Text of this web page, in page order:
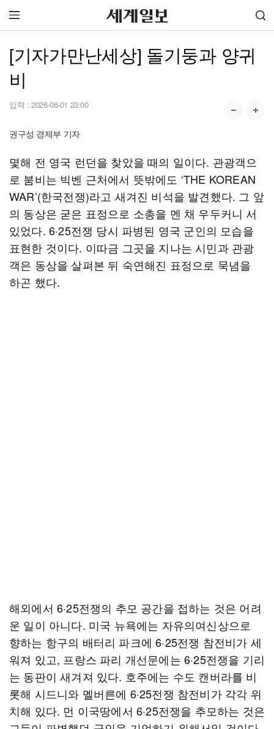
[기자가만난세상] 돌기둥과 양귀
비
입력 : 2026-06-01 23:00
권구성 경제부 기자
몇해 전 영국 런던을 찾았을 때의 일이다. 관광객으
로 붐비는 빅벤 근처에서 뜻밖에도 ‘THE KOREAN
WAR’(한국전쟁)라고 새겨진 비석을 발견했다. 그 앞
의 동상은 굳은 표정으로 소총을 멘 채 우두커니 서
있었다. 6·25전쟁 당시 파병된 영국 군인의 모습을
표현한 것이다. 이따금 그곳을 지나는 시민과 관광
객은 동상을 살펴본 뒤 숙연해진 표정으로 묵념을
하곤 했다.
해외에서 6·25전쟁의 추모 공간을 접하는 것은 어려
운 일이 아니다. 미국 뉴욕에는 자유의여신상으로
향하는 항구의 배터리 파크에 6·25전쟁 참전비가 세
워져 있고, 프랑스 파리 개선문에는 6·25전쟁을 기리
는 동판이 새겨져 있다. 호주에는 수도 캔버라를 비
롯해 시드니와 멜버른에 6·25전쟁 참전비가 각각 위
치해 있다. 먼 이국땅에서 6·25전쟁을 추모하는 것은